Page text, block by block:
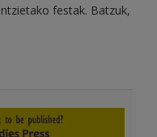
festak. Batzuk,